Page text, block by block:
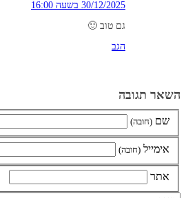
30/12/2025 בשעה 16:00
גם טוב 🙂
הגב
השאר תגובה
שם (חובה)
אימייל (חובה)
אתר